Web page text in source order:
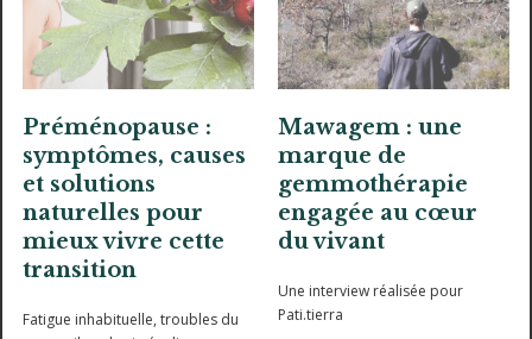
Préménopause :
symptômes, causes
et solutions
naturelles pour
mieux vivre cette
transition
Fatigue inhabituelle, troubles du
Mawagem : une
marque de
gemmothérapie
engagée au cœur
du vivant
Une interview réalisée pour
Pati.tierra